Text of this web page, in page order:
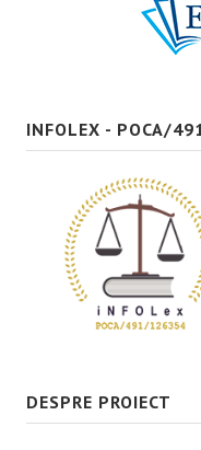
INFOLEX - POCA/
DESPRE PROIECT